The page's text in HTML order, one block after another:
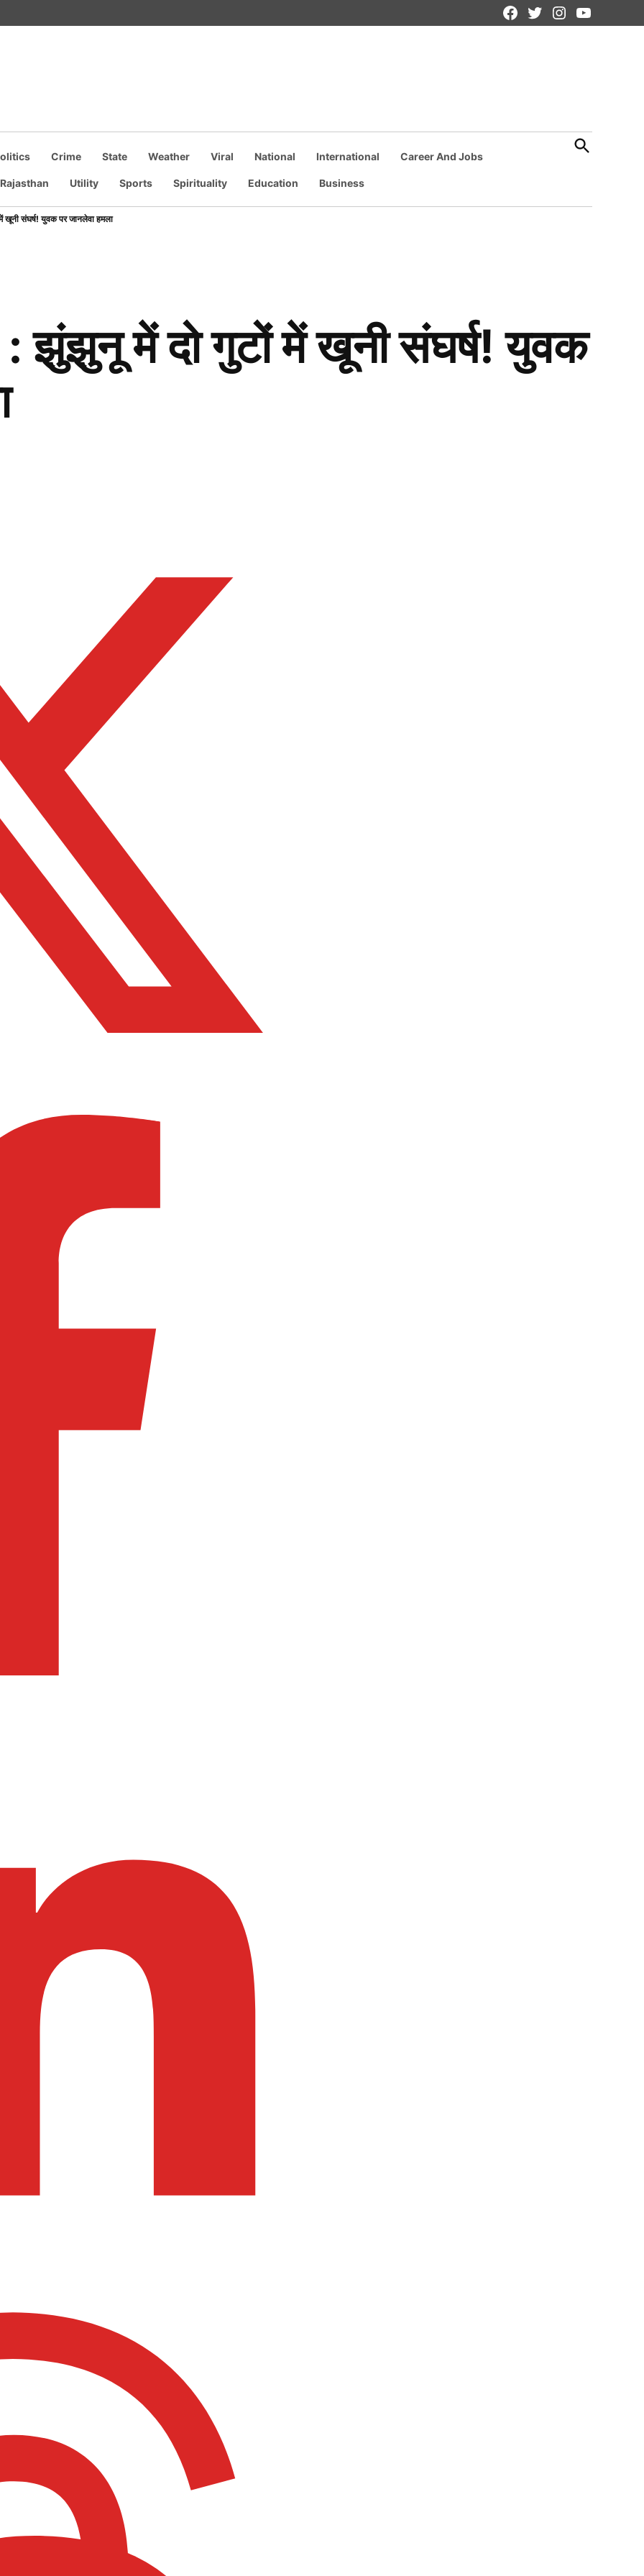
Facebook
TwitterInstagram
YouTube
Crime State Weather Viral National International Career And Jobs
Rajasthan Utility Sports Spirituality Education Business
Open
Search
संघर्ष! युवक पर जानलेवा हमला
में दो गुटों में खूनी संघर्ष! युवक